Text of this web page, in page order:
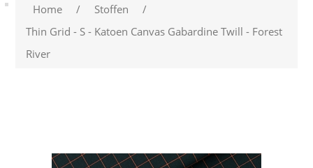
Home / Stoffen
/
Thin Grid - S - Katoen Canvas Gabardine Twill - Forest
River